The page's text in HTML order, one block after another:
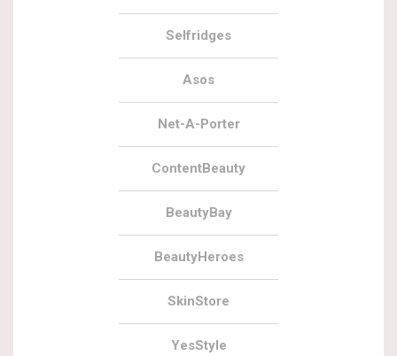
Selfridges
Asos
Net-A-Porter
ContentBeauty
BeautyBay
BeautyHeroes
SkinStore
YesStyle